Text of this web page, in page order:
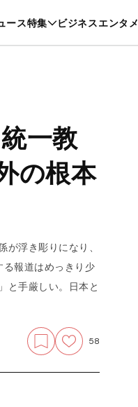
ース特集 ビジネスエンタメ
ヘルスケア 美容 グルメ
一教
の根本
浮き彫りになり、
報道はめっきり少
と手厳しい。日本と
58